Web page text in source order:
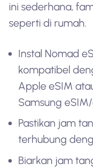
ini sederhana,
seperti di rumah.
Instal Nomad
kompatibel
Apple eSIM
Samsung
Pastikan jam
terhubung
Biarkan jam